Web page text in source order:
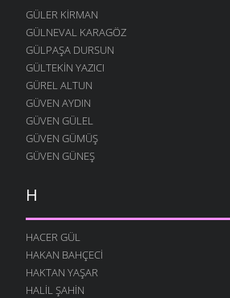
GÜLER KIRMAN
GÜLNEVAL KARAGÖZ
GÜLPAŞA DURSUN
GÜLTEKIN YAZICI
GÜREL ALTUN
GÜVEN AYDIN
GÜVEN GÜLEL
GÜVEN GÜMÜŞ
GÜVEN GÜNEŞ
H
HACER GÜL
HAKAN BAHÇECI
HAKTAN YAŞAR
HALIL ŞAHIN